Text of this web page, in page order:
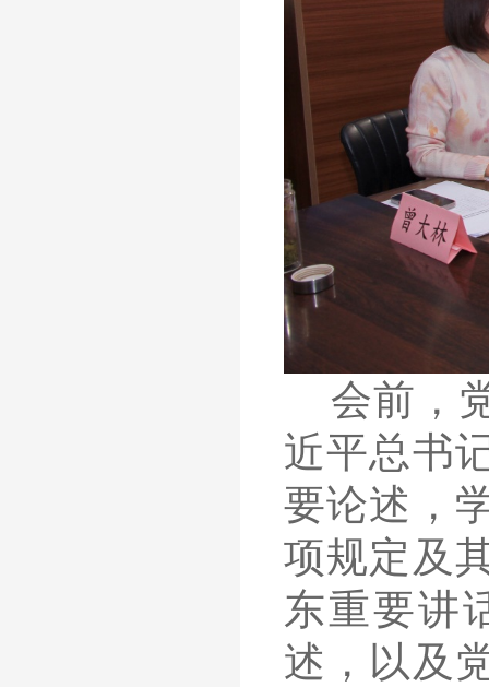
会前，
近平总书
要论述，
项规定及
东重要讲
述，以及